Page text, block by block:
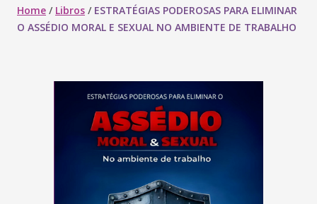
Home / Libros / ESTRATÉGIAS PODEROSAS PARA ELIMINAR
O ASSÉDIO MORAL E SEXUAL NO AMBIENTE DE TRABALHO